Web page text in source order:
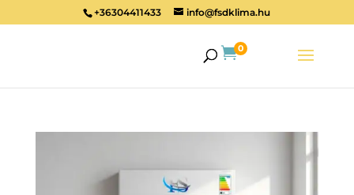
+36304411433 info@fsdklima.hu
0